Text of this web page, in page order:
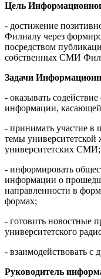
Цель
- достижение
Филиалу через
посредством
собственных СМИ
Задачи
- оказывать
информации,
- принимать участие в
темы университетской
университетских СМИ;
- информировать
информации о
направленности в
формах;
- готовить новостные
университетского
- взаимодействовать с
Руководитель